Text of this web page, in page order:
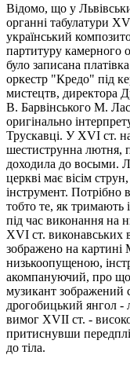
Відомо, що у
органні табулатури
український
партитуру камерного
було записана
оркестр "Кредо" під
мистецтв, директора
В. Барвінського М.
оригінально
Трускавці. У XVI ст.
шестиструнна лютня,
доходила до восыми.
церкві має вісім
інструмент. Потрібно
тобто те, як тримають
під час виконання на
XVI ст. виконавських
зображено на
низькоопущеною,
акомпануючий, про що
музикант зображений
дрогобицький янгол -
вимог XVII ст. - високо
притиснувши
до тіла.